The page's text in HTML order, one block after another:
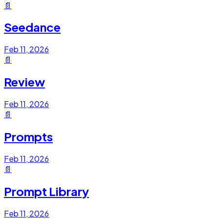
📄
Seedance
Feb 11, 2026
📄
Review
Feb 11, 2026
📄
Prompts
Feb 11, 2026
📄
Prompt Library
Feb 11, 2026